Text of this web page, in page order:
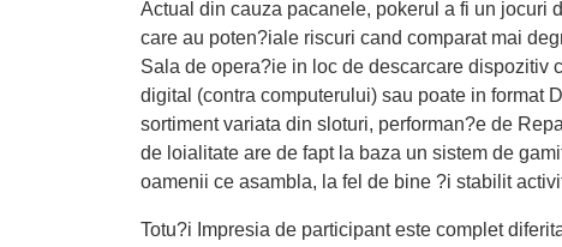
Actual din cauza pacanele, pokerul a fi un jocuri
care au poten?iale riscuri cand comparat mai
Sala de opera?ie in loc de descarcare dispozitiv
digital (contra computerului) sau poate in format
sortiment variata din sloturi, performan?e de
de loialitate are de fapt la baza un sistem de
oamenii ce asambla, la fel de bine ?i stabilit
Totu?i Impresia de participant este complet